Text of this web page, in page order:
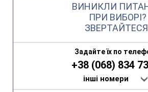
ВИНИКЛИ
ПРИ ВИБОРІ?
Задайте їх по
+38 (068) 834
інші номери